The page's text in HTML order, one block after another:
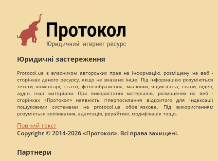
Юридичні застереження
Protocol.ua є власником авторських прав на інформацію, розміщену на веб -
сторінках даного ресурсу, якщо не вказано інше. Під інформацією розуміються
тексти, коментарі, статті, фотозображення, малюнки, ящик-шота, скани, відео,
аудіо, інші матеріали. При використанні матеріалів, розміщених на веб -
сторінках «Протокол» наявність гіперпосилання відкритого для індексації
пошуковими системами на protocol.ua обов`язкове. Під використанням
розуміється копіювання, адаптація, рерайтинг, модифікація тощо.
Повний текст
Copyright © 2014-2026 «Протокол». Всі права захищені.
Партнери